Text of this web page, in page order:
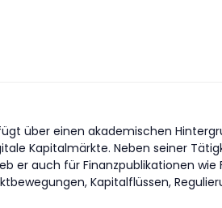
über einen akademischen
Kapitalmärkte. Neben seiner
auch für Finanzpublikationen wie
Kapitalflüssen,